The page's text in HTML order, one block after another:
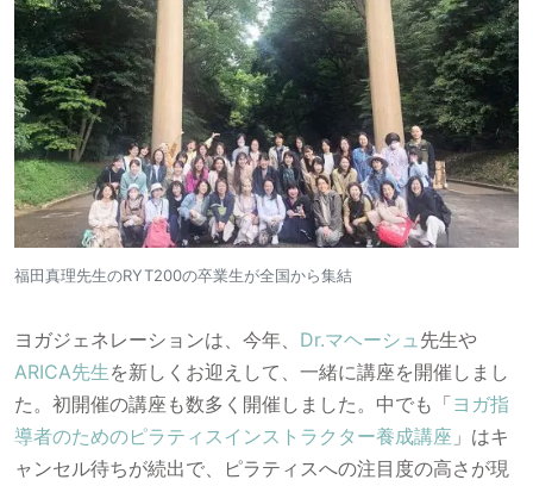
福田真理先生のRYT200の卒業生が全国から集結
ヨガジェネレーションは、今年、 Dr.マヘーシュ 先生や
ARICA先生を新しくお迎えして、一緒に講座を開催しまし
た。初開催の講座も数多く開催しました。中でも「ヨガ指
導者のためのピラティスインストラクター養成講座 」はキ
ャンセル待ちが続出で、ピラティスへの注目度の高さが現